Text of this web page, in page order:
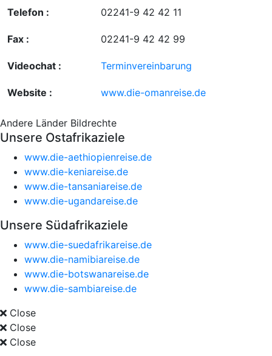
Telefon : 02241-9 42 42 11
Fax : 02241-9 42 42 99
Videochat : Terminvereinbarung
Website : www.die-omanreise.de
Andere Länder Bildrechte
Unsere Ostafrikaziele
www.die-aethiopienreise.de
www.die-keniareise.de
www.die-tansaniareise.de
www.die-ugandareise.de
Unsere Südafrikaziele
www.die-suedafrikareise.de
www.die-namibiareise.de
www.die-botswanareise.de
www.die-sambiareise.de
Close
Close
Close